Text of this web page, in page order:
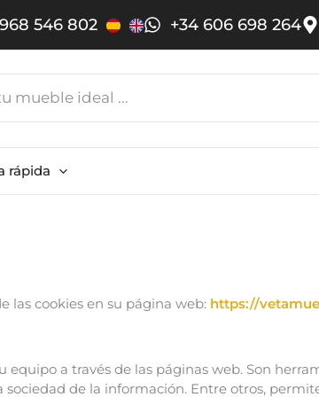
968 546 802 +34 606 698 264
rápida
las cookies en su página web: https://
equipo a través de las páginas web. Son
sociedad de la información. Entre otros,